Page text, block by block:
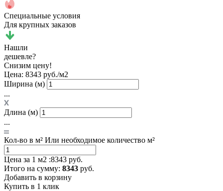
Специальные условия
Для крупных заказов
Нашли
дешевле?
Снизим цену!
Цена: 8343 руб./м2
Ширина (м)
...
Длина (м)
...
Кол-во в м² Или необходимое количество м²
Цена за 1 м2 :8343 руб.
Итого на сумму: 8343 руб.
Добавить в корзину
Купить в 1 клик